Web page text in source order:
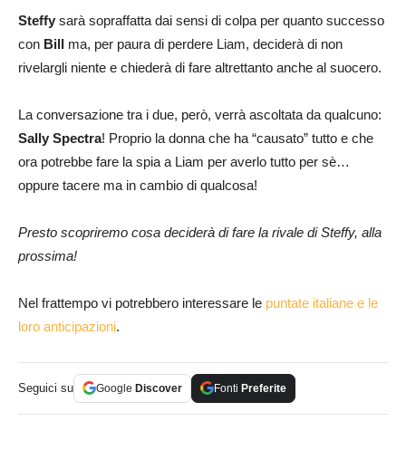
Steffy sarà sopraffatta dai sensi di colpa per quanto successo
con Bill ma, per paura di perdere Liam, deciderà di non
rivelargli niente e chiederà di fare altrettanto anche al suocero.
La conversazione tra i due, però, verrà ascoltata da qualcuno:
Sally Spectra! Proprio la donna che ha “causato” tutto e che
ora potrebbe fare la spia a Liam per averlo tutto per sè…
oppure tacere ma in cambio di qualcosa!
Presto scopriremo cosa deciderà di fare la rivale di Steffy, alla
prossima!
Nel frattempo vi potrebbero interessare le puntate italiane e le
loro anticipazioni.
Seguici su Google Discover Fonti Preferite